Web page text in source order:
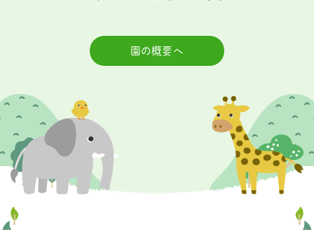
園の概要へ